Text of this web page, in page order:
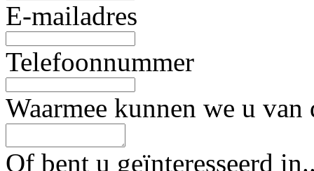
E-mailadres
Telefoonnummer
Waarmee kunnen we u
Of bent u geïnteresseerd